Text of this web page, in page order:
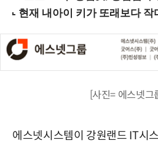
[사진= 에스넷그
에스넷시스템이 강원랜드 IT시